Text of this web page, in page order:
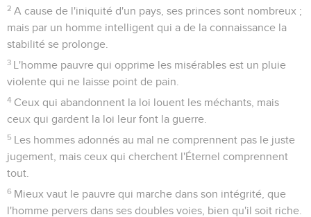
2 A cause de l'iniquité d'un pays, ses princes sont nombreux ;
mais par un homme intelligent qui a de la connaissance la
stabilité se prolonge.
3 L'homme pauvre qui opprime les misérables est un pluie
violente qui ne laisse point de pain.
4 Ceux qui abandonnent la loi louent les méchants, mais
ceux qui gardent la loi leur font la guerre.
5 Les hommes adonnés au mal ne comprennent pas le juste
jugement, mais ceux qui cherchent l'Éternel comprennent
tout.
6 Mieux vaut le pauvre qui marche dans son intégrité, que
l'homme pervers dans ses doubles voies, bien qu'il soit riche.